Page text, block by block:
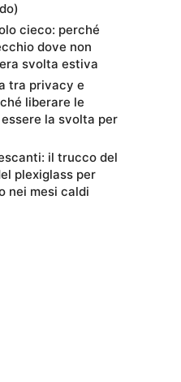
cieco: perché
dove non
svolta estiva
tra privacy e
liberare le
la svolta per
il trucco del
plexiglass per
nei mesi caldi